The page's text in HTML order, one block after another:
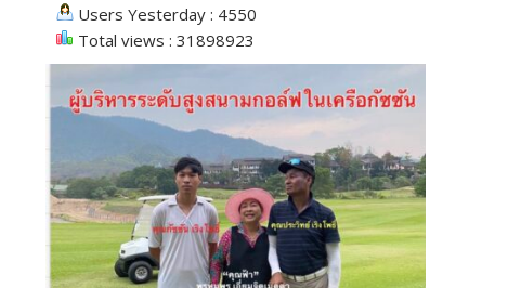
Users Yesterday : 4550
Total views : 31898923